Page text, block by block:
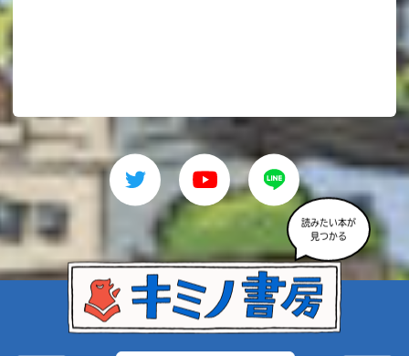
読みたい本が